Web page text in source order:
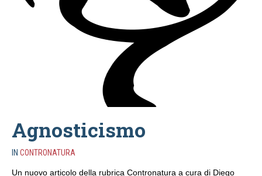
Agnosticismo
IN CONTRONATURA
Un nuovo articolo della rubrica Contronatura a cura di Diego